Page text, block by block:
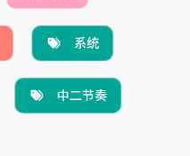
系统
中二节奏